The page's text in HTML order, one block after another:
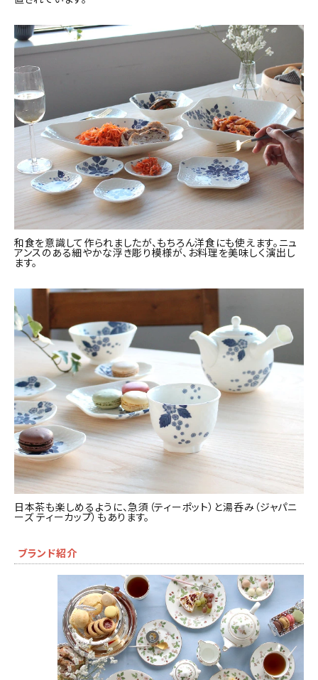
和食を意識して作られましたが、もちろん洋食にも使えます。ニュ
アンスのある細やかな浮き彫り模様が、お料理を美味しく演出し
ます。
日本茶も楽しめるように、急須（ティーポット）と湯呑み（ジャパニ
ーズ ティーカップ）もあります。
ブランド紹介